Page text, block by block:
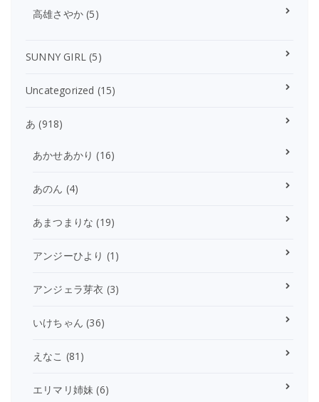
高雄さやか (5)
SUNNY GIRL (5)
Uncategorized (15)
あ (918)
あかせあかり (16)
あのん (4)
あまつまりな (19)
アンジーひより (1)
アンジェラ芽衣 (3)
いけちゃん (36)
えなこ (81)
エリマリ姉妹 (6)